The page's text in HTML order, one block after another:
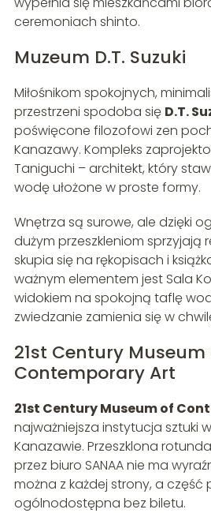
ceremoniach shinto.
Muzeum D.T. Suzuki
Miłośnikom spokojnych,
przestrzeni spodoba się D.T.
poświęcone filozofowi zen
Kanazawy. Kompleks
Taniguchi – architekt, który
wodę ułożone w proste formy.
Wnętrza są surowe, ale dzięki
dużym przeszkleniom sprzyjają
skupia się na rękopisach i
ważnym elementem jest Sala
widokiem na spokojną taflę
zwiedzanie zamienia się w
21st Century Museum
Contemporary Art
21st Century Museum of
najważniejsza instytucja sztuki
Kanazawie. Przeszklona
przez biuro SANAA nie ma
można z każdej strony, a część
ogólnodostępna bez biletu.